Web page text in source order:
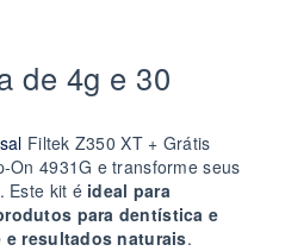
de 4g e 30
Filtek Z350 XT + Grátis
On 4931G e transforme seus
Este kit é ideal para
para dentística e
resultados naturais.